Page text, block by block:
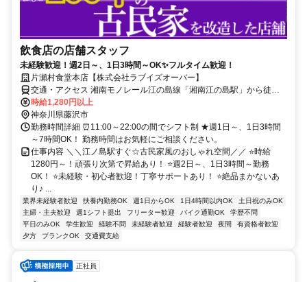
飲食店の店舗スタッフ
未経験歓迎！週2日～、1日3時間～OK✨フルタイム歓迎！
片瀬村食堂本店【株式会社ラブイズオーバー】
交通・アクセス 湘南モノレール江の島線「湘南江の島駅」から徒歩1
分、 江ノ島電鉄線「江ノ島駅」 徒歩1分 ★自転車・バイク通勤OK ★
交通費規定支給
時給1,280円以上
神奈川県藤沢市
勤務時間詳細 ⏰11:00～22:00の間でシフト制 ★週1日～、1日3時間
～7時間OK！ 勤務時間はお気軽にご相談ください。
仕事内容 ＼＼江ノ島駅すぐ☆古民家風のおしゃれ空間／／ ⭐時給
1280円～！頑張り次第で昇給あり！ ⭐週2日～、1日3時間～勤務
OK！ ⭐未経験・初心者歓迎！丁寧サポートあり！ ⭐絶品まかないあ
り♪ ...
業界未経験者歓迎 扶養内勤務OK 週1日からOK 1日4時間以内OK
土日祝のみOK
主婦・主夫歓迎
週1シフト提出 フリーター歓迎 バイク通勤OK
学歴不問
平日のみOK
学生歓迎 経験不問 未経験者歓迎 経験者歓迎 夜間
有資格者歓迎
夕方
ブランクOK 交通費支給
正社員